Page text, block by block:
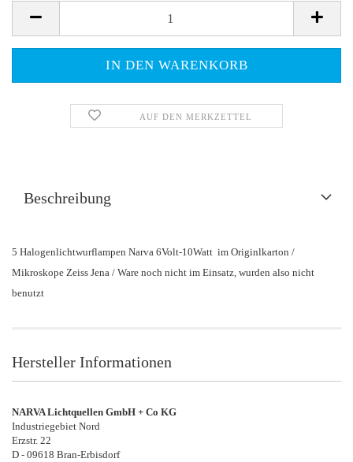
AUF DEN MERKZETTEL
Beschreibung
5 Halogenlichtwurflampen Narva 6Volt-10Watt im Originlkarton /
Mikroskope Zeiss Jena / Ware noch nicht im Einsatz, wurden also nicht
benutzt
Hersteller Informationen
NARVA Lichtquellen GmbH + Co KG
Industriegebiet Nord
Erzstr. 22
D - 09618 Bran-Erbisdorf